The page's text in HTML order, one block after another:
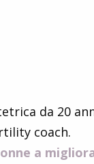
da 20
coach.
a